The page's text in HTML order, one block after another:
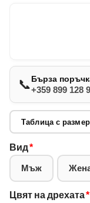
📞Бърза
+359 899 128
Таблица с
Вид*
Мъж
Цвят на дрехата*